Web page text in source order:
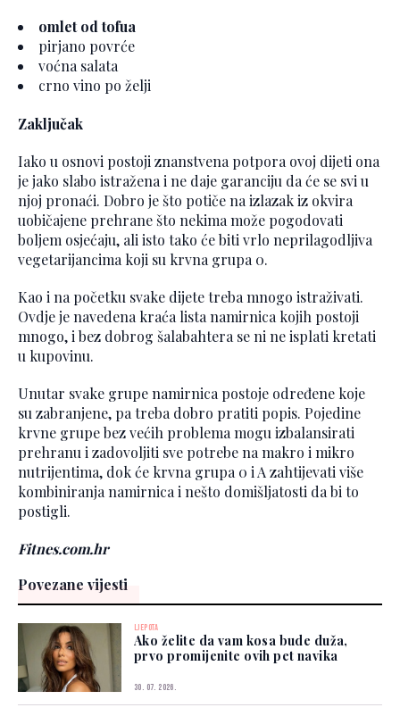
omlet od tofua
pirjano povrće
voćna salata
crno vino po želji
Zaključak
Iako u osnovi postoji znanstvena potpora ovoj dijeti ona
je jako slabo istražena i ne daje garanciju da će se svi u
njoj pronaći. Dobro je što potiče na izlazak iz okvira
uobičajene prehrane što nekima može pogodovati
boljem osjećaju, ali isto tako će biti vrlo neprilagodljiva
vegetarijancima koji su krvna grupa 0.
Kao i na početku svake dijete treba mnogo istraživati.
Ovdje je navedena kraća lista namirnica kojih postoji
mnogo, i bez dobrog šalabahtera se ni ne isplati kretati
u kupovinu.
Unutar svake grupe namirnica postoje određene koje
su zabranjene, pa treba dobro pratiti popis. Pojedine
krvne grupe bez većih problema mogu izbalansirati
prehranu i zadovoljiti sve potrebe na makro i mikro
nutrijentima, dok će krvna grupa 0 i A zahtijevati više
kombiniranja namirnica i nešto domišljatosti da bi to
postigli.
Fitnes.com.hr
Povezane vijesti
LJEPOTA
Ako želite da vam kosa bude duža,
prvo promijenite ovih pet navika
30. 07. 2026.